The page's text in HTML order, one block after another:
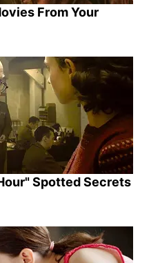
From Your
Spotted Secrets